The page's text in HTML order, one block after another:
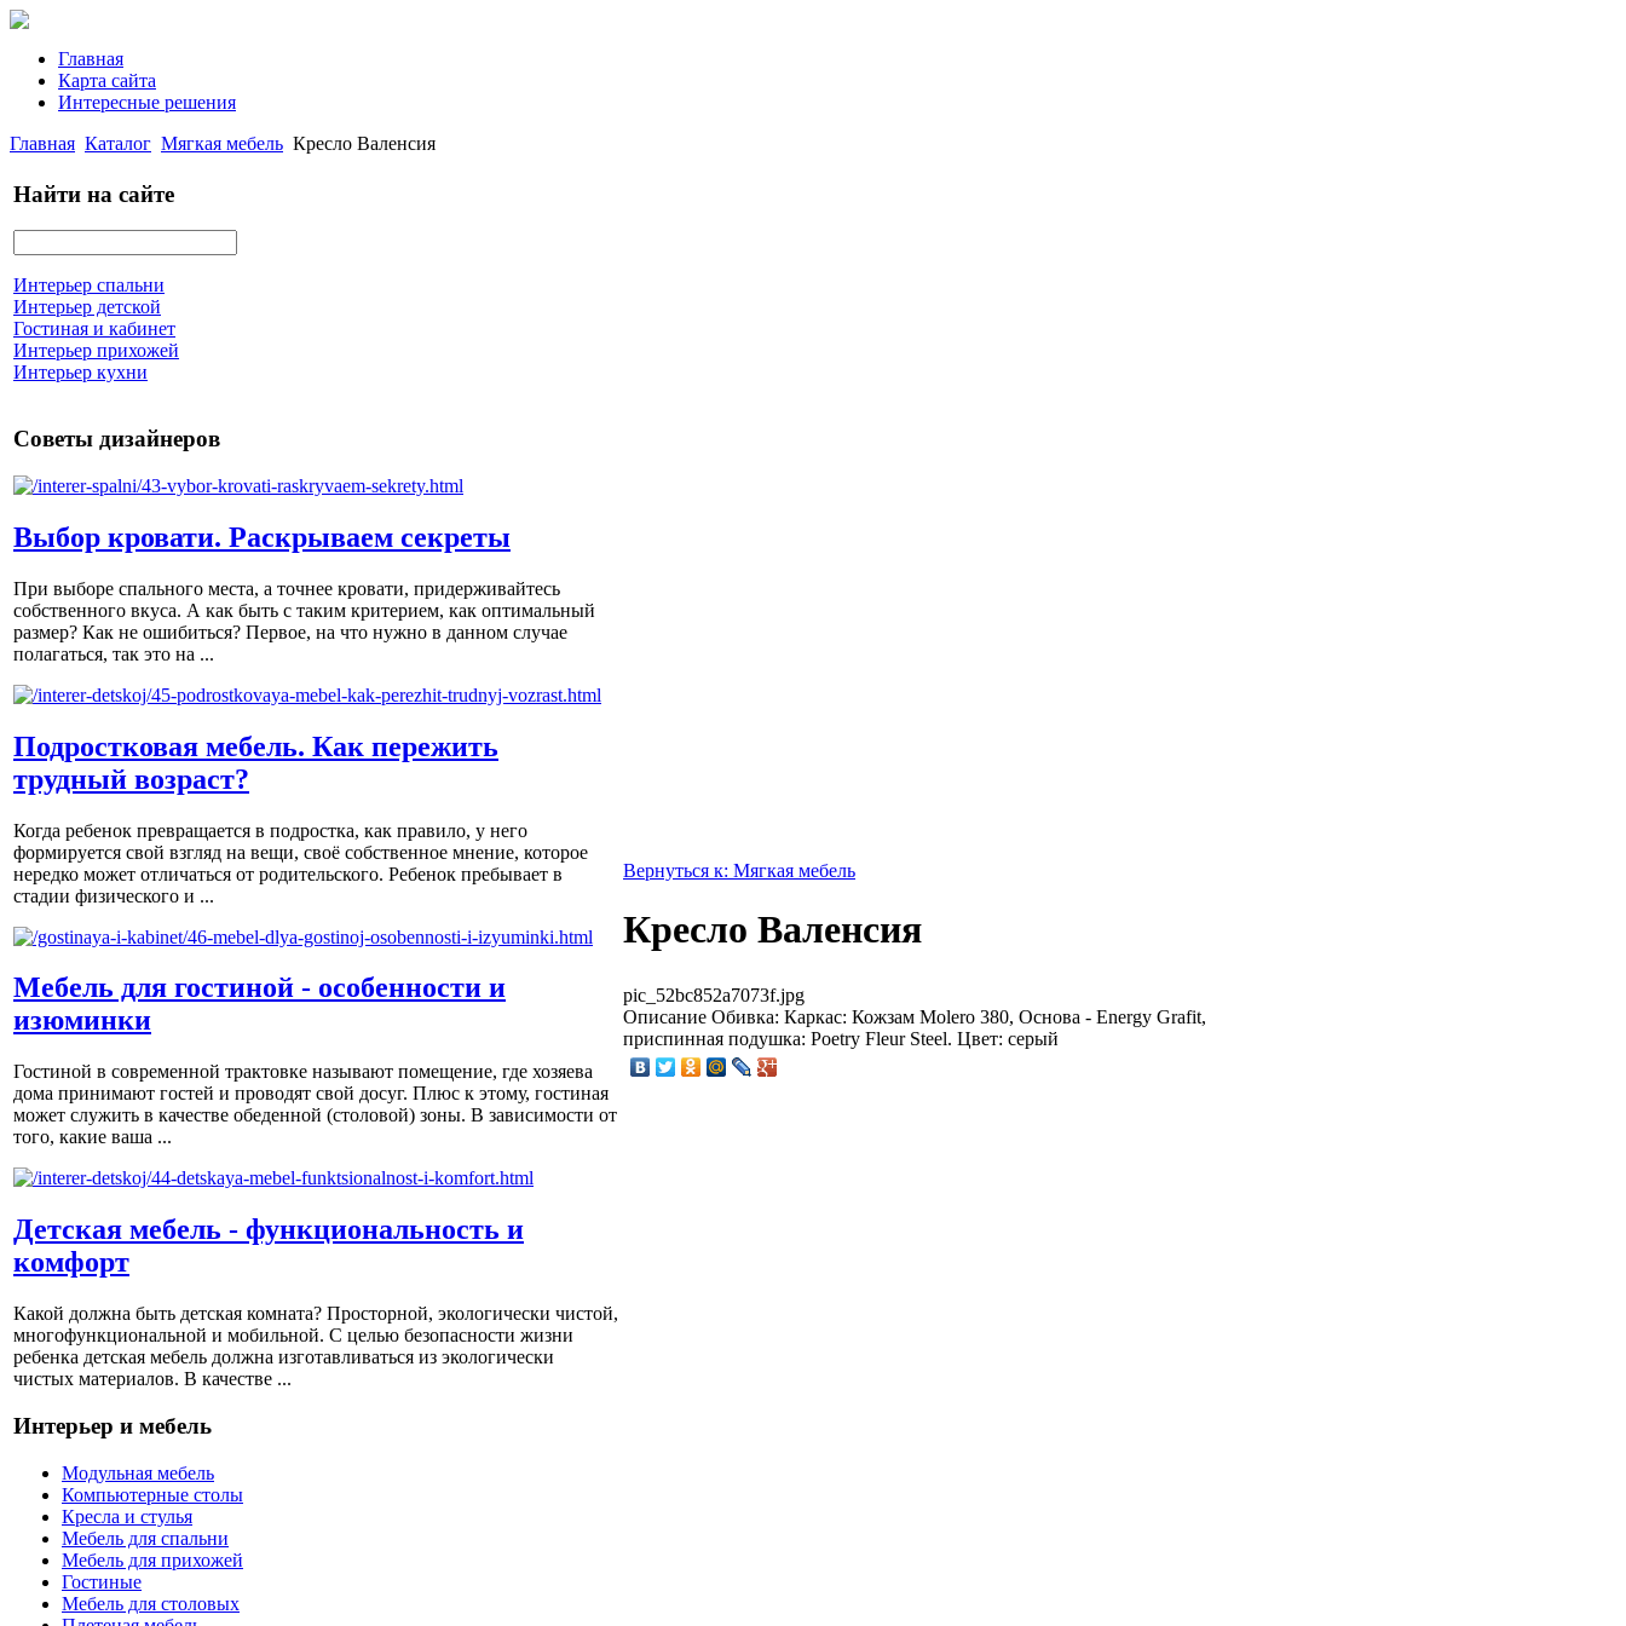
Главная
Карта сайта
Интересные решения
Главная Каталог Мягкая мебель Кресло Валенсия
Найти на сайте
Интерьер спальни
Интерьер детской
Гостиная и кабинет
Интерьер прихожей
Интерьер кухни
Советы дизайнеров
Выбор кровати. Раскрываем секреты
При выборе спального места, а точнее кровати, придерживайтесь
собственного вкуса. А как быть с таким критерием, как оптимальный
размер? Как не ошибиться? Первое, на что нужно в данном случае
полагаться, так это на ...
Подростковая мебель. Как пережить
трудный возраст?
Когда ребенок превращается в подростка, как правило, у него
формируется свой взгляд на вещи, своё собственное мнение, которое
нередко может отличаться от родительского. Ребенок пребывает в
стадии физического и ...
Мебель для гостиной - особенности и
изюминки
Гостиной в современной трактовке называют помещение, где хозяева
дома принимают гостей и проводят свой досуг. Плюс к этому, гостиная
может служить в качестве обеденной (столовой) зоны. В зависимости от
того, какие ваша ...
Детская мебель - функциональность и
комфорт
Какой должна быть детская комната? Просторной, экологически чистой,
многофункциональной и мобильной. С целью безопасности жизни
ребенка детская мебель должна изготавливаться из экологически
чистых материалов. В качестве ...
Интерьер и мебель
Модульная мебель
Компьютерные столы
Кресла и стулья
Мебель для спальни
Мебель для прихожей
Гостиные
Мебель для столовых
Вернуться к: Мягкая мебель
Кресло Валенсия
pic_52bc852a7073f.jpg
Описание Обивка: Каркас: Кожзам Molero 380, Основа - Energy Grafit,
приспинная подушка: Poetry Fleur Steel. Цвет: серый